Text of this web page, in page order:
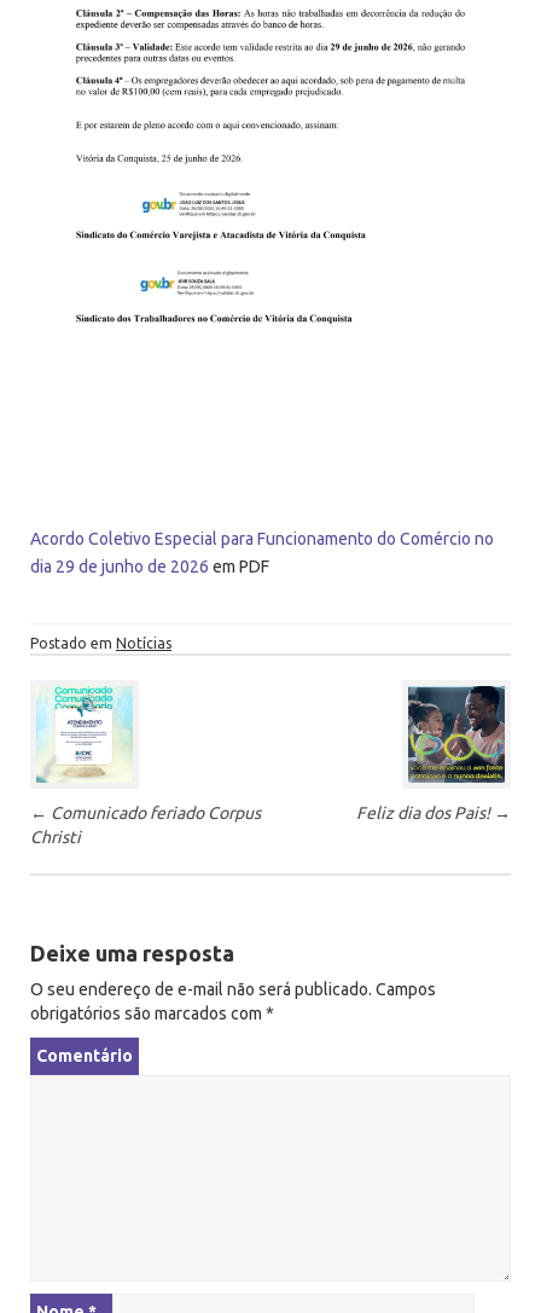
Acordo Coletivo Especial para Funcionamento do Comércio no
dia 29 de junho de 2026 em PDF
Postado em Notícias
P
ó
s
-
n
a
v
g
a
ç
ã
o
← Comunicado feriado Corpus
Christi
Feliz dia dos Pais! →
Deixe uma resposta
O seu endereço de e-mail não será publicado. Campos
obrigatórios são marcados com *
Comentário